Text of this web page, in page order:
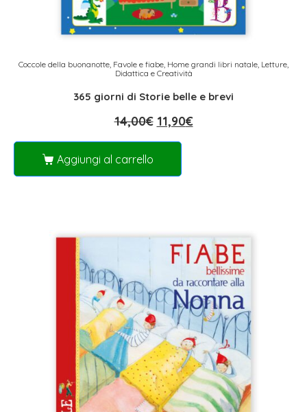
Coccole della buonanotte, Favole e fiabe, Home grandi libri natale, Letture,
Didattica e Creatività
365 giorni di Storie belle e brevi
14,00€ 11,90€
Aggiungi al carrello